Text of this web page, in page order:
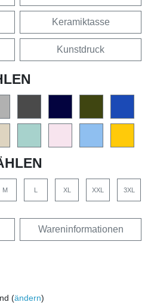
Keramiktasse
Kunstdruck
M L XL XXL 3XL
Wareninformationen
(ändern)